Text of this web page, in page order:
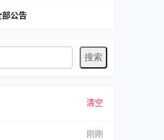
部公告
清空
刚刚